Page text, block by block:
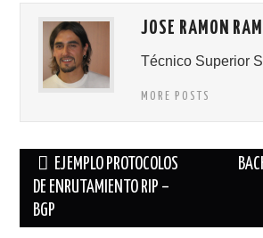
JOSE RAMON
Técnico Superior
MORE POSTS
Navegación
de
entradas
EJEMPLO PROTOCOLOS
DE ENRUTAMIENTO RIP –
BGP